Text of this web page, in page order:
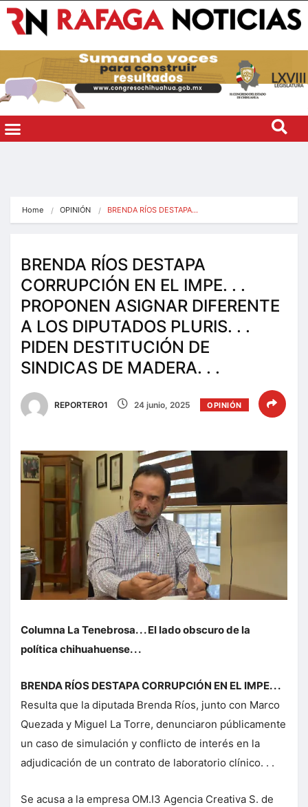
Home OPINIÓN BRENDA RÍOS DESTAPA…
BRENDA RÍOS DESTAPA
CORRUPCIÓN EN EL IMPE. . .
PROPONEN ASIGNAR DIFERENTE
A LOS DIPUTADOS PLURIS. . .
PIDEN DESTITUCIÓN DE
SINDICAS DE MADERA. . .
REPORTERO1 24 junio, 2025 OPINIÓN
Columna La Tenebrosa. . . El lado obscuro de la
política chihuahuense. . .
BRENDA RÍOS DESTAPA CORRUPCIÓN EN EL IMPE. . .
Resulta que la diputada Brenda Ríos, junto con Marco
Quezada y Miguel La Torre, denunciaron públicamente
un caso de simulación y conflicto de interés en la
adjudicación de un contrato de laboratorio clínico. . .
Se acusa a la empresa OM.I3 Agencia Creativa S. de